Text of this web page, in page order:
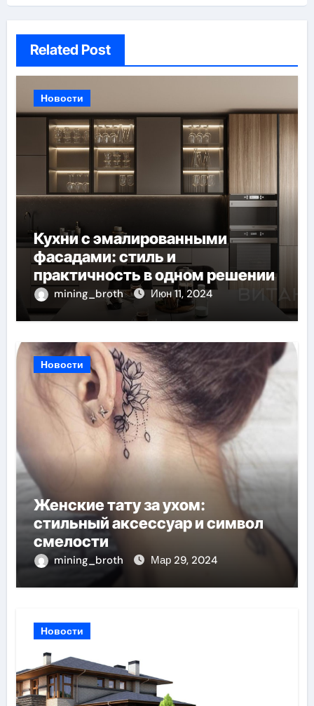
Related Post
Новости
Кухни с эмалированными
фасадами: стиль и
практичность в одном решении
mining_broth Июн 11, 2024
Новости
Женские тату за ухом:
стильный аксессуар и символ
смелости
mining_broth Мар 29, 2024
Новости